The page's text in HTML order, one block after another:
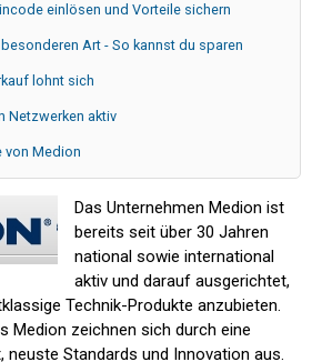
einlösen und Vorteile sichern
Art - So kannst du sparen
lohnt sich
Netzwerken aktiv
von Medion
Das Unternehmen Medion ist
bereits seit über 30 Jahren
national sowie international
aktiv und darauf ausgerichtet,
Technik-Produkte anzubieten.
Medion zeichnen sich durch eine
neuste Standards und Innovation aus.